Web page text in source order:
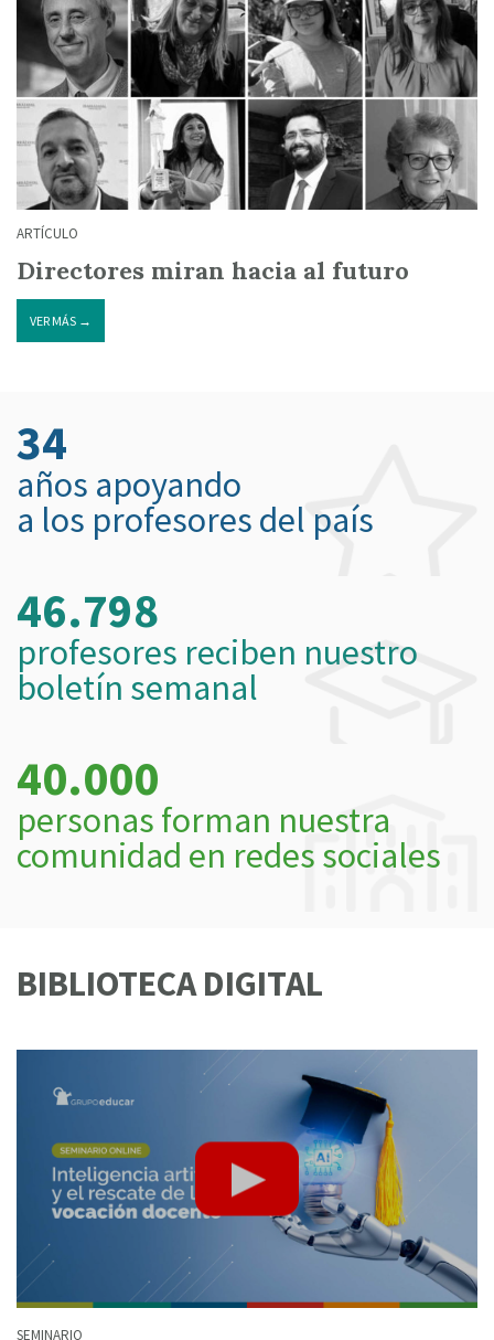
ARTÍCULO
Directores miran hacia al futuro
VER MÁS →
34
años apoyando
a los profesores del país
46.798
profesores reciben nuestro
boletín semanal
40.000
personas forman nuestra
comunidad en redes sociales
BIBLIOTECA DIGITAL
SEMINARIO